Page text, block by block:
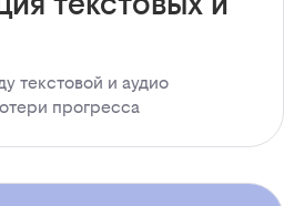
текстовой и аудио
прогресса